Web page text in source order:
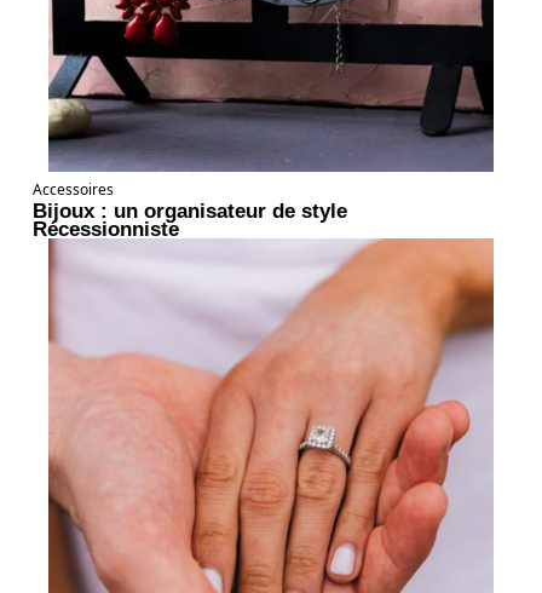
Accessoires
Bijoux : un organisateur de style
Récessionniste